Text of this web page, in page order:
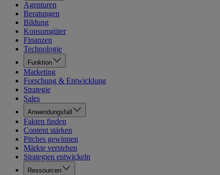
Agenturen
Beratungen
Bildung
Konsumgüter
Finanzen
Technologie
Funktion
Marketing
Forschung & Entwicklung
Strategie
Sales
Anwendungsfall
Fakten finden
Content stärken
Pitches gewinnen
Märkte verstehen
Strategien entwickeln
Ressourcen